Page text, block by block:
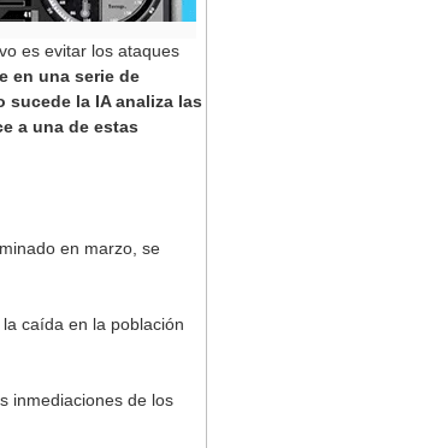
es evitar los ataques
en una serie de
sucede la IA analiza las
a una de estas
en marzo, se
caída en la población
inmediaciones de los